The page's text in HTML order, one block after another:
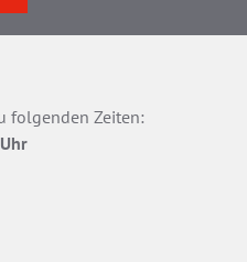
folgenden Zeiten: